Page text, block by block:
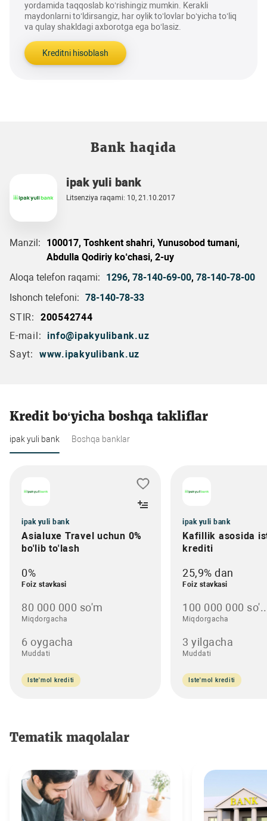
yordamida taqqoslab ko‘rishingiz mumkin. Kerakli
maydonlarni to‘ldirsangiz, har oylik to‘lovlar bo‘yicha to‘liq
va qulay shakldagi axborotga ega bo‘lasiz.
Kreditni hisoblash
Bank haqida
ipak yuli bank
Litsenziya raqami: 10, 21.10.2017
Manzil:
100017, Toshkent shahri, Yunusobod tumani,
Abdulla Qodiriy ko‘chasi, 2-uy
Aloqa telefon raqami:
1296, 78-140-69-00, 78-140-78-00
Ishonch telefoni: 78-140-78-33
STIR:
200542744
E-mail:
info@ipakyulibank.uz
Sayt:
www.ipakyulibank.uz
Kredit bo‘yicha boshqa takliflar
ipak yuli bank Boshqa banklar
ipak yuli bank
Asialuxe Travel uchun 0%
bo'lib to'lash
0%
Foiz stavkasi
80 000 000 so'm
Miqdorgacha
6 oygacha
Muddati
Iste'mol krediti
ipak yuli bank
Kafillik asosida
krediti
25,9% dan
Foiz stavkasi
100 000 000
Miqdorgacha
3 yilgacha
Muddati
Iste'mol krediti
Tematik maqolalar